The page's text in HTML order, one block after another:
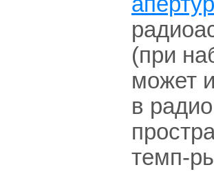
(при
может
в
темп-